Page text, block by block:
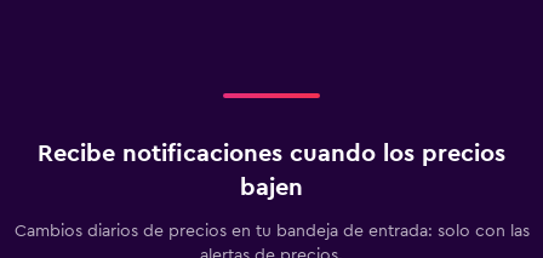
Recibe notificaciones cuando los precios
bajen
Cambios diarios de precios en tu bandeja de entrada: solo con las